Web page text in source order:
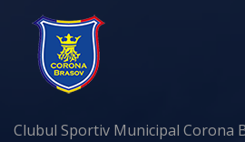
Clubul Sportiv Municipal Corona